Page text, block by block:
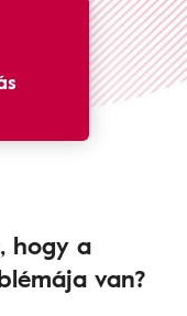
hogy a
van?